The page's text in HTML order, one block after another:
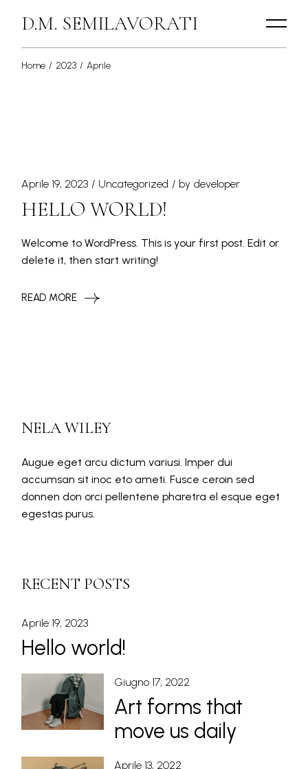
D.M. SEMILAVORATI
Home 2023 Aprile
Aprile 19, 2023 Uncategorized by developer
HELLO WORLD!
Welcome to WordPress. This is your first post. Edit or
delete it, then start writing!
READ MORE
NELA WILEY
Augue eget arcu dictum variusi. Imper dui
accumsan sit inoc eto ameti. Fusce ceroin sed
donnen don orci pellentene pharetra el esque eget
egestas purus.
RECENT POSTS
Aprile 19, 2023
Hello world!
Giugno 17, 2022
Art forms that
move us daily
Aprile 13, 2022